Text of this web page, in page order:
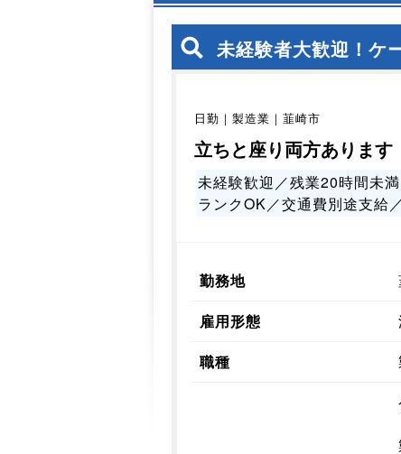
未経験者大歓迎！ケ
日勤｜製造業｜韮崎市
立ちと座り両方あります
未経験歓迎／残業20時間未
ランクOK／交通費別途支給
勤務地
雇用形態
職種